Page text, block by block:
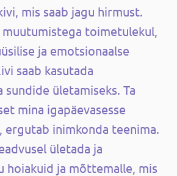
mis saab jagu hirmust.
toimetulekul,
ja emotsionaalse
saab kasutada
ületamiseks. Ta
mina igapäevasesse
ergutab inimkonda teenima.
ületada ja
hoiakuid ja mõttemalle, mis